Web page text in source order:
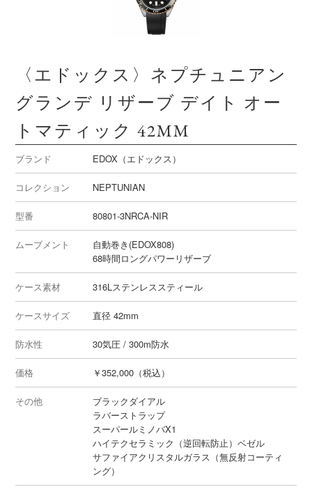
〈エドックス〉ネプチュニアン
グランデ リザーブ デイト オー
トマティック 42MM
ブランド EDOX（エドックス）
コレクション NEPTUNIAN
型番 80801-3NRCA-NIR
ムーブメント
自動巻き(EDOX808)
68時間ロングパワーリザーブ
ケース素材 316Lステンレススティール
ケースサイズ 直径 42mm
防水性 30気圧 / 300m防水
価格 ￥352,000（税込）
その他
ブラックダイアル
ラバーストラップ
スーパールミノバX1
ハイテクセラミック（逆回転防止）ベゼル
サファイアクリスタルガラス（無反射コーティ
ング）